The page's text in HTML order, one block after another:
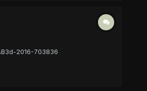
2016-703836